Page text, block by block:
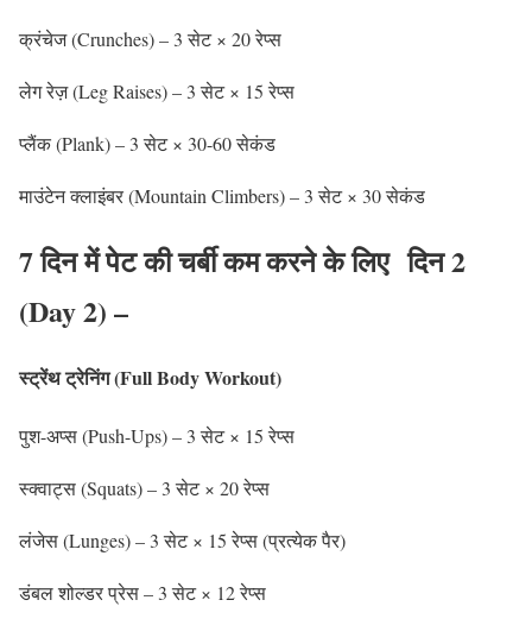
क्रंचेज (Crunches) – 3 सेट × 20 रेप्स
लेग रेज़ (Leg Raises) – 3 सेट × 15 रेप्स
प्लैंक (Plank) – 3 सेट × 30-60 सेकंड
माउंटेन क्लाइंबर (Mountain Climbers) – 3 सेट × 30 सेकंड
7 दिन में पेट की चर्बी कम करने के लिएदिन 2
(Day 2) –
स्ट्रेंथ ट्रेनिंग (Full Body Workout)
पुश-अप्स (Push-Ups) – 3 सेट × 15 रेप्स
स्क्वाट्स (Squats) – 3 सेट × 20 रेप्स
लंजेस (Lunges) – 3 सेट × 15 रेप्स (प्रत्येक पैर)
डंबल शोल्डर प्रेस – 3 सेट × 12 रेप्स